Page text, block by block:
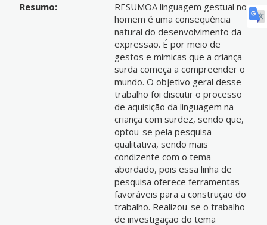
Resumo:
RESUMOA linguagem gestual no
homem é uma consequência
natural do desenvolvimento da
expressão. É por meio de
gestos e mímicas que a criança
surda começa a compreender o
mundo. O objetivo geral desse
trabalho foi discutir o processo
de aquisição da linguagem na
criança com surdez, sendo que,
optou-se pela pesquisa
qualitativa, sendo mais
condizente com o tema
abordado, pois essa linha de
pesquisa oferece ferramentas
favoráveis para a construção do
trabalho. Realizou-se o trabalho
de investigação do tema